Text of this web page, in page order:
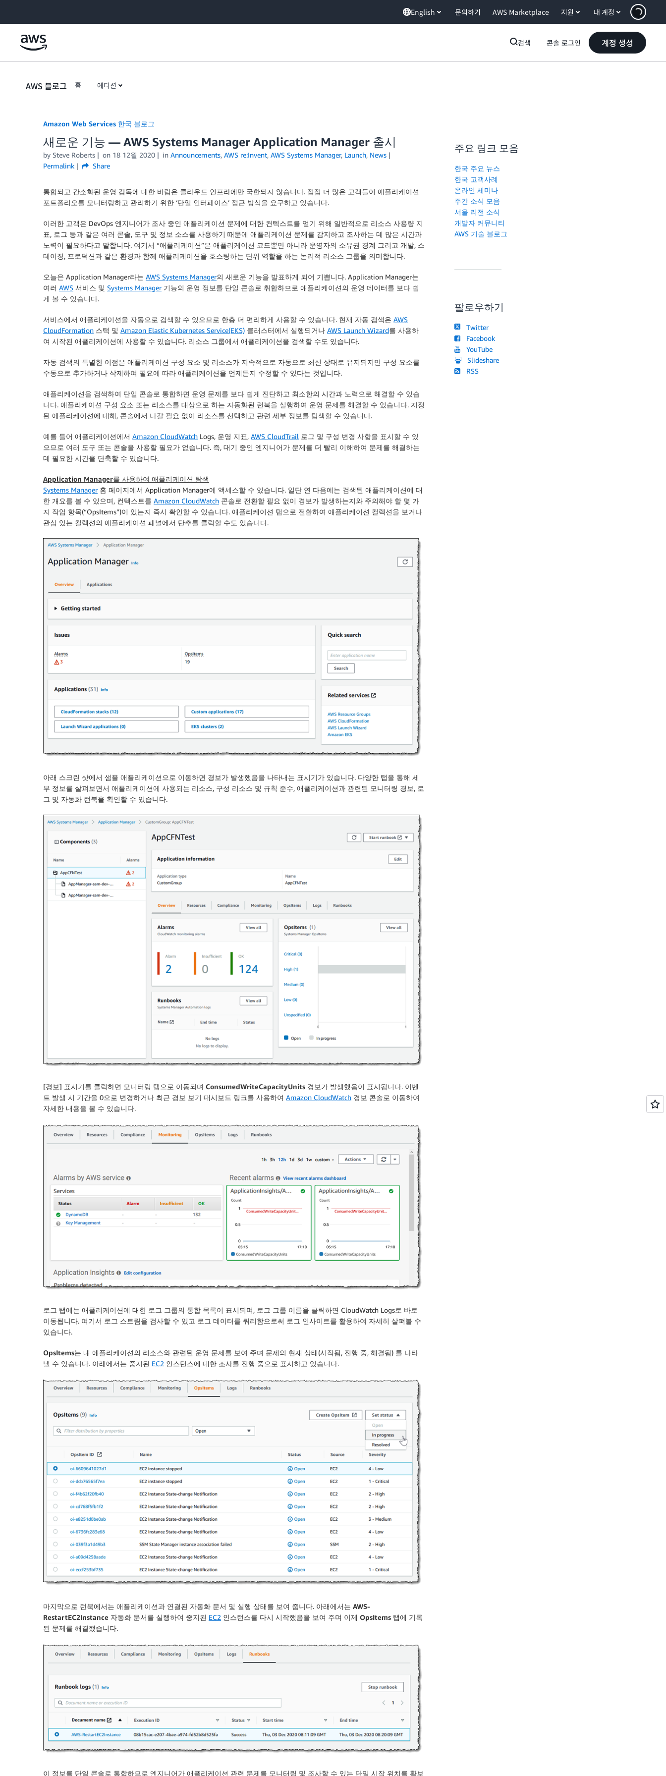
English 문의하기 AWS Marketplace 지원 내 계정
검색 콘솔 로그인 계정 생성
AWS 블로그 홈 에디션
Amazon Web Services 한국 블로그
새로운 기능 — AWS Systems Manager Application Manager 출시
by Steve Roberts on 18 12월 2020 in Announcements, AWS re:Invent, AWS Systems Manager, Launch, News
Permalink
Share
통합되고 간소화된 운영 감독에 대한 바람은 클라우드 인프라에만 국한되지 않습니다. 점점 더 많은 고객들이 애플리케이션
포트폴리오를 모니터링하고 관리하기 위한 ‘단일 인터페이스’ 접근 방식을 요구하고 있습니다.
이러한 고객은 DevOps 엔지니어가 조사 중인 애플리케이션 문제에 대한 컨텍스트를 얻기 위해 일반적으로 리소스 사용량 지
표, 로그 등과 같은 여러 콘솔, 도구 및 정보 소스를 사용하기 때문에 애플리케이션 문제를 감지하고 조사하는 데 많은 시간과
노력이 필요하다고 말합니다. 여기서 “애플리케이션”은 애플리케이션 코드뿐만 아니라 운영자의 소유권 경계 그리고 개발, 스
테이징, 프로덕션과 같은 환경과 함께 애플리케이션을 호스팅하는 단위 역할을 하는 논리적 리소스 그룹을 의미합니다.
오늘은 Application Manager라는 AWS Systems Manager의 새로운 기능을 발표하게 되어 기쁩니다. Application Manager는
여러 AWS 서비스 및 Systems Manager기능의 운영 정보를 단일 콘솔로 취합하므로 애플리케이션의 운영 데이터를 보다 쉽
게 볼 수 있습니다.
서비스에서 애플리케이션을 자동으로 검색할 수 있으므로 한층 더 편리하게 사용할 수 있습니다. 현재 자동 검색은 AWS
CloudFormation 스택 및 Amazon Elastic Kubernetes Service(EKS) 클러스터에서 실행되거나 AWS Launch Wizard를 사용하
여 시작된 애플리케이션에 사용할 수 있습니다. 리소스 그룹에서 애플리케이션을 검색할 수도 있습니다.
자동 검색의 특별한 이점은 애플리케이션 구성 요소 및 리소스가 지속적으로 자동으로 최신 상태로 유지되지만 구성 요소를
수동으로 추가하거나 삭제하여 필요에 따라 애플리케이션을 언제든지 수정할 수 있다는 것입니다.
애플리케이션을 검색하여 단일 콘솔로 통합하면 운영 문제를 보다 쉽게 진단하고 최소한의 시간과 노력으로 해결할 수 있습
니다. 애플리케이션 구성 요소 또는 리소스를 대상으로 하는 자동화된 런북을 실행하여 운영 문제를 해결할 수 있습니다. 지정
된 애플리케이션에 대해, 콘솔에서 나갈 필요 없이 리소스를 선택하고 관련 세부 정보를 탐색할 수 있습니다.
예를 들어 애플리케이션에서 Amazon CloudWatch Logs, 운영 지표, AWS CloudTrail 로그 및 구성 변경 사항을 표시할 수 있
으므로 여러 도구 또는 콘솔을 사용할 필요가 없습니다. 즉, 대기 중인 엔지니어가 문제를 더 빨리 이해하여 문제를 해결하는
데 필요한 시간을 단축할 수 있습니다.
Application Manager를 사용하여 애플리케이션 탐색
Systems Manager홈 페이지에서 Application Manager에 액세스할 수 있습니다. 일단 연 다음에는 검색된 애플리케이션에 대
한 개요를 볼 수 있으며, 컨텍스트를 Amazon CloudWatch 콘솔로 전환할 필요 없이 경보가 발생하는지와 주의해야 할 몇 가
지 작업 항목(“OpsItems”)이 있는지 즉시 확인할 수 있습니다. 애플리케이션 탭으로 전환하여 애플리케이션 컬렉션을 보거나
관심 있는 컬렉션의 애플리케이션 패널에서 단추를 클릭할 수도 있습니다.
아래 스크린 샷에서 샘플 애플리케이션으로 이동하면 경보가 발생했음을 나타내는 표시기가 있습니다. 다양한 탭을 통해 세
부 정보를 살펴보면서 애플리케이션에 사용되는 리소스, 구성 리소스 및 규칙 준수, 애플리케이션과 관련된 모니터링 경보, 로
그 및 자동화 런북을 확인할 수 있습니다.
[경보] 표시기를 클릭하면 모니터링 탭으로 이동되며 ConsumedWriteCapacityUnits 경보가 발생했음이 표시됩니다. 이벤
트 발생 시 기간을 0으로 변경하거나 최근 경보 보기 대시보드 링크를 사용하여 Amazon CloudWatch 경보 콘솔로 이동하여
자세한 내용을 볼 수 있습니다.
로그 탭에는 애플리케이션에 대한 로그 그룹의 통합 목록이 표시되며, 로그 그룹 이름을 클릭하면 CloudWatch Logs로 바로
이동됩니다. 여기서 로그 스트림을 검사할 수 있고 로그 데이터를 쿼리함으로써 로그 인사이트를 활용하여 자세히 살펴볼 수
있습니다.
OpsItems는 내 애플리케이션의 리소스와 관련된 운영 문제를 보여 주며 문제의 현재 상태(시작됨, 진행 중, 해결됨) 를 나타
낼 수 있습니다. 아래에서는 중지된 EC2 인스턴스에 대한 조사를 진행 중으로 표시하고 있습니다.
마지막으로 런북에서는 애플리케이션과 연결된 자동화 문서 및 실행 상태를 보여 줍니다. 아래에서는 AWS-
RestartEC2Instance 자동화 문서를 실행하여 중지된 EC2 인스턴스를 다시 시작했음을 보여 주며 이제 OpsItems 탭에 기록
된 문제를 해결했습니다.
이 정보를 단일 콘솔로 통합하므로 엔지니어가 애플리케이션 관련 문제를 모니터링 및 조사할 수 있는 단일 시작 위치를 확보
주요 링크 모음
한국 주요 뉴스
한국 고객사례
온라인 세미나
주간 소식 모음
서울 리전 소식
개발자 커뮤니티
AWS 기술 블로그
팔로우하기
Twitter
Facebook
YouTube
Slideshare
RSS